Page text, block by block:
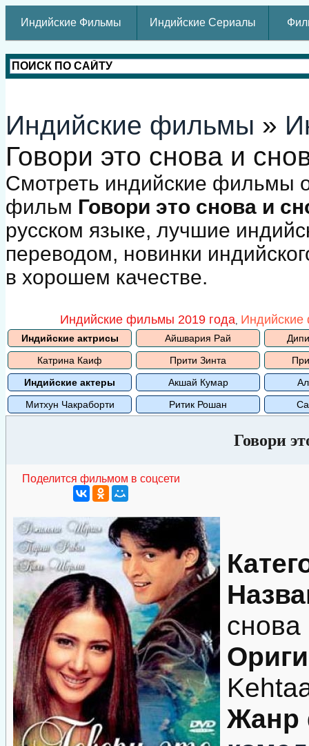
Индийские Фильмы Индийские Сериалы
Индийские фильмы »
Говори это снова и
Смотреть индийские фильмы
фильм Говори это снова и
русском языке, лучшие
переводом, новинки
в хорошем качестве.
Индийские фильмы 2019 года,
Индийские актрисы Айшвария Рай
Катрина Каиф
Прити Зинта
Индийские актеры
Акшай Кумар
Митхун Чакраборти
Ритик Рошан
Говори
Поделится фильмом в соцсети
снова
Жанр